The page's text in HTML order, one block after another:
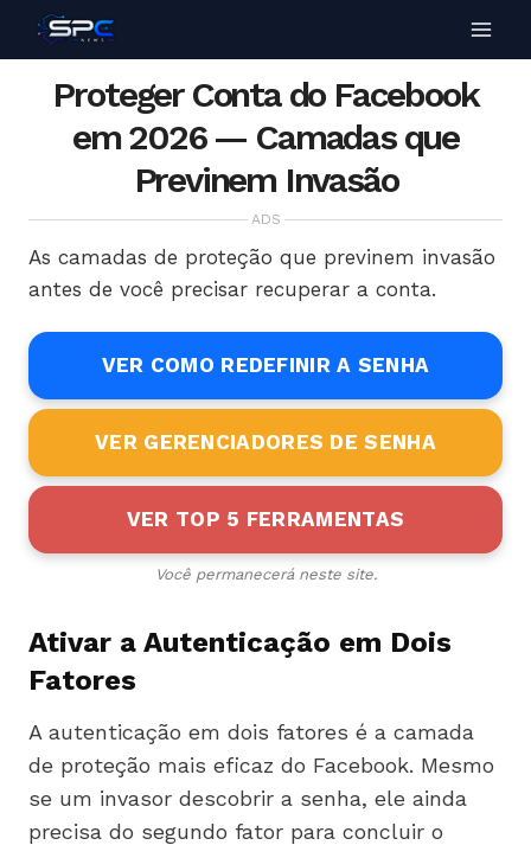
Proteger Conta do Facebook
em 2026 — Camadas que
Previnem Invasão
ADS
As camadas de proteção que previnem invasão
antes de você precisar recuperar a conta.
VER COMO REDEFINIR A SENHA
VER GERENCIADORES DE SENHA
VER TOP 5 FERRAMENTAS
Você permanecerá neste site.
Ativar a Autenticação em Dois
Fatores
A autenticação em dois fatores é a camada
de proteção mais eficaz do Facebook. Mesmo
se um invasor descobrir a senha, ele ainda
precisa do segundo fator para concluir o